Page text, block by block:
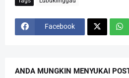
Facebook
ANDA MUNGKIN MENYUKAI